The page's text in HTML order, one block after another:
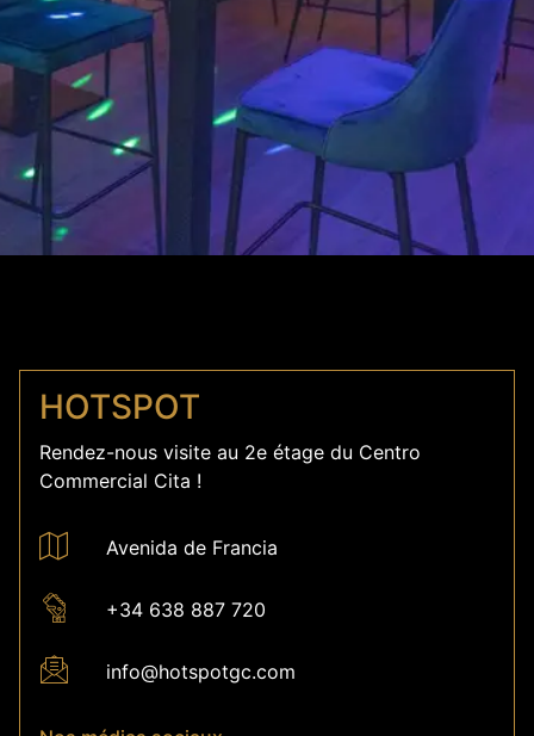
HOTSPOT
Rendez-nous visite au 2e étage du Centro
Commercial Cita !
Avenida de Francia
+34 638 887 720
info@hotspotgc.com